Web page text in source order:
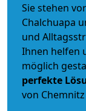
Sie stehen
Chalchuapa
und
Ihnen helfen
möglich
perfekte
von